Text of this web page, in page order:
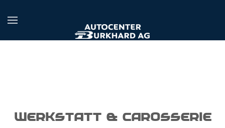
Zum Hauptinhalt springen
Werkstatt & Carosserie